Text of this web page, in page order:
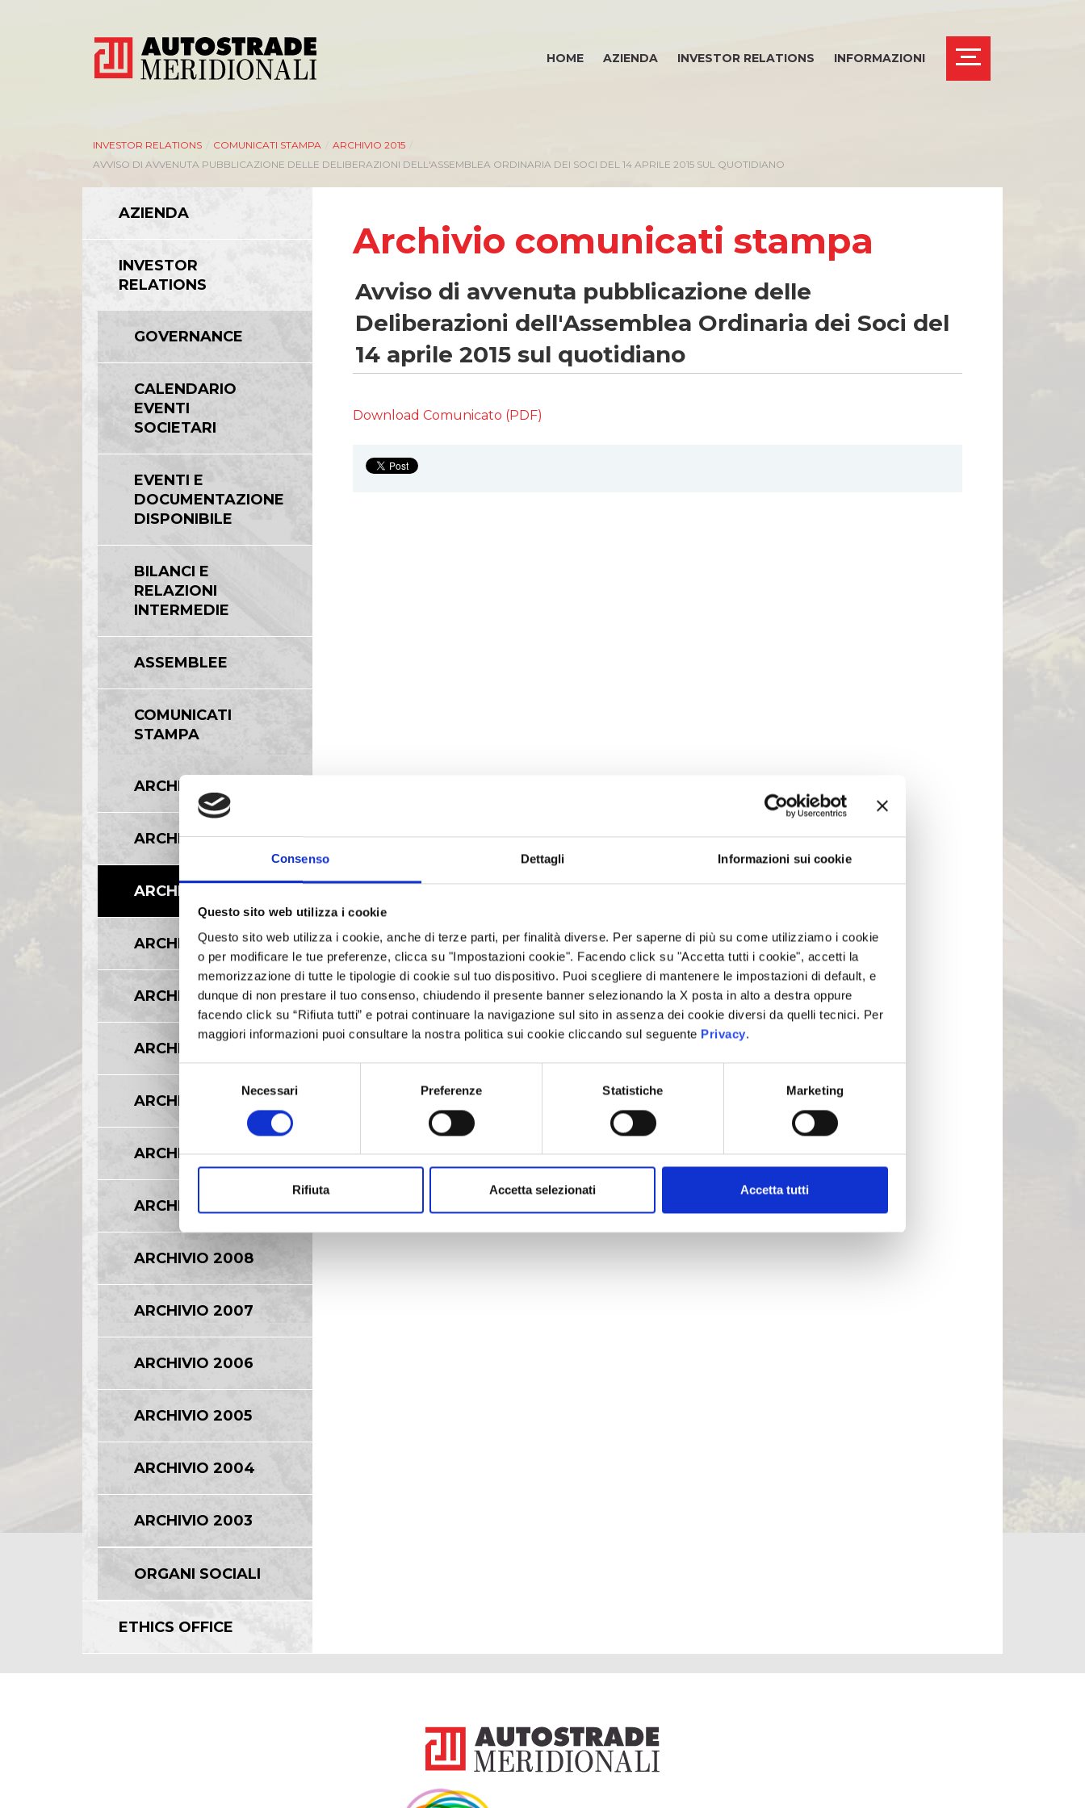
Consenso Dettagli Informazioni sui cookie
Questo sito web utilizza i cookie
Questo sito web utilizza i cookie, anche di terze parti, per finalità diverse. Per saperne di più su come utilizziamo i cookie
o per modificare le tue preferenze, clicca su "Impostazioni cookie". Facendo click su "Accetta tutti i cookie", accetti la
memorizzazione di tutte le tipologie di cookie sul tuo dispositivo. Puoi scegliere di mantenere le impostazioni di default, e
dunque di non prestare il tuo consenso, chiudendo il presente banner selezionando la X posta in alto a destra oppure
facendo click su “Rifiuta tutti” e potrai continuare la navigazione sul sito in assenza dei cookie diversi da quelli tecnici. Per
maggiori informazioni puoi consultare la nostra politica sui cookie cliccando sul seguente Privacy.
Selezione
consenso
Necessari Preferenze Statistiche Marketing
Rifiuta Accetta selezionati Accetta tutti
HOME AZIENDA INVESTOR RELATIONS INFORMAZIONI
AZIENDA
Management
INVESTOR RELATIONS
Calendario eventi societari
Eventi e documentazione disponibile
Bilanci e relazioni intermedie
Assemblee
ETHICS OFFICE
INVESTOR RELATIONS COMUNICATI STAMPA ARCHIVIO 2015
AVVISO DI AVVENUTA PUBBLICAZIONE DELLE DELIBERAZIONI DELL'ASSEMBLEA ORDINARIA DEI SOCI DEL 14 APRILE 2015 SUL QUOTIDIANO
Archivio comunicati stampa
Avviso di avvenuta pubblicazione delle
Deliberazioni dell'Assemblea Ordinaria dei Soci del
14 aprile 2015 sul quotidiano
Download Comunicato (PDF)
AZIENDA
INVESTOR
RELATIONS
GOVERNANCE
CALENDARIO
EVENTI
SOCIETARI
EVENTI E
DOCUMENTAZIONE
DISPONIBILE
BILANCI E
RELAZIONI
INTERMEDIE
ASSEMBLEE
COMUNICATI
STAMPA
ARCHIVIO 2017
ARCHIVIO 2016
ARCHIVIO 2015
ARCHIVIO 2014
ARCHIVIO 2013
ARCHIVIO 2012
ARCHIVIO 2011
ARCHIVIO 2010
ARCHIVIO 2009
ARCHIVIO 2008
ARCHIVIO 2007
ARCHIVIO 2006
ARCHIVIO 2005
ARCHIVIO 2004
ARCHIVIO 2003
ORGANI SOCIALI
ETHICS OFFICE